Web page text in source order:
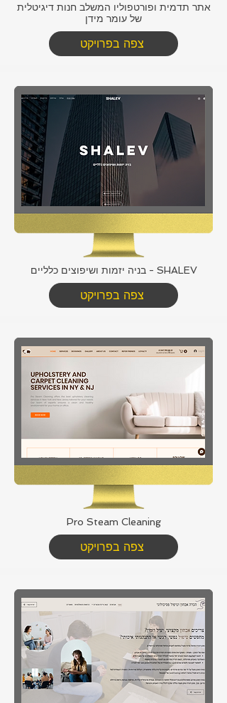
אתר תדמית ופורטפוליו המשלב חנות דיגיטלית
של עומר מידן
צפה בפרויקט
SHALEV - בניה יזמות ושיפוצים כלליים
צפה בפרויקט
Pro Steam Cleaning
צפה בפרויקט